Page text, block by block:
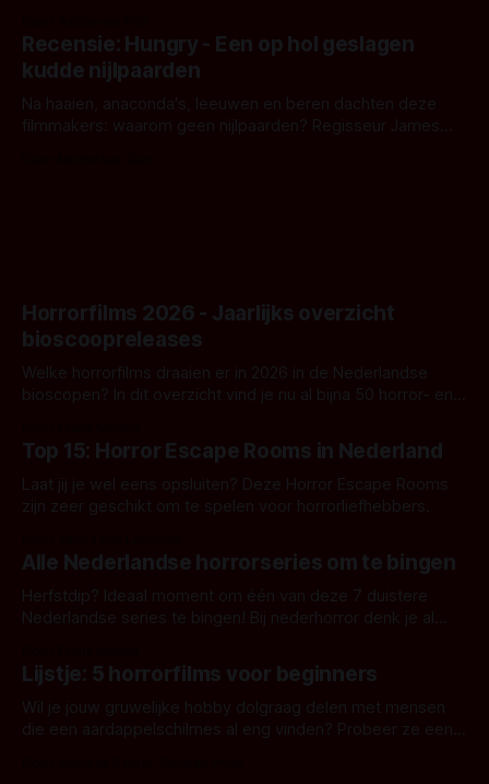
achtergrond, belooft iets kleurrijks maar onheilspellends,
iets ongrijpbaars. En dat maakt De Groen met ieder woord
waar.
Recensie: Hungry - Een op hol geslagen
kudde nijlpaarden
Na haaien, anaconda's, leeuwen en beren dachten deze
filmmakers: waarom geen nijlpaarden? Regisseur James
Horrorfilms 2026 - Jaarlijks overzicht
bioscoopreleases
Welke horrorfilms draaien er in 2026 in de Nederlandse
bioscopen? In dit overzicht vind je nu al bijna 50 horror- en
Top 15: Horror Escape Rooms in Nederland
Laat jij je wel eens opsluiten? Deze Horror Escape Rooms
zijn zeer geschikt om te spelen voor horrorliefhebbers.
Alle Nederlandse horrorseries om te bingen
Herfstdip? Ideaal moment om één van deze 7 duistere
Nederlandse series te bingen! Bij nederhorror denk je al
Amsterdamned of The Johnsons. Maar Nederlandse horror
is niet beperkt tot films. Hier een aantal Nederlandse tv-
series uit het duistere of horrorgenre. Als
Lijstje: 5 horrorfilms voor beginners
Wil je jouw gruwelijke hobby dolgraag delen met mensen
die een aardappelschilmes al eng vinden? Probeer ze eens